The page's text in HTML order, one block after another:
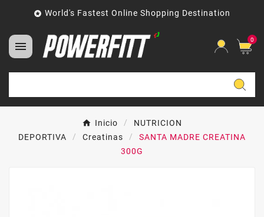
 World's Fastest Online Shopping Destination
 0
Inicio
NUTRICION
DEPORTIVA
Creatinas
SANTA MADRE CREATINA
300G